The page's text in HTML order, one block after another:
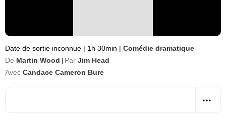
Date de sortie inconnue | 1h 30min | Comédie dramatique
De Martin Wood Par Jim Head
Avec Candace Cameron Bure